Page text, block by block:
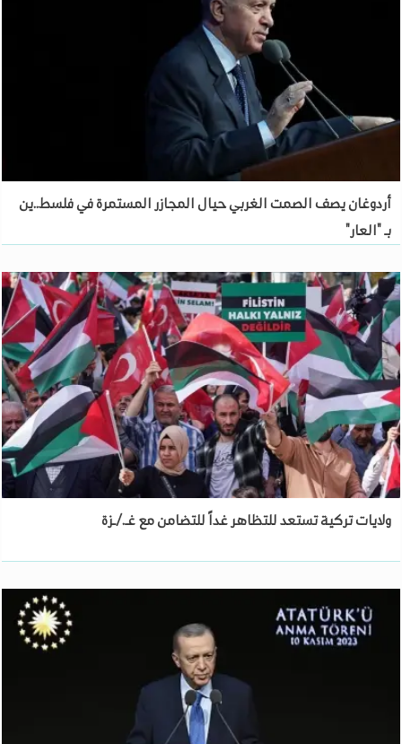
أردوغان يصف الصمت الغربي حيال المجازر المستمرة في فلسط..ين
بـ "العار"
ولايات تركية تستعد للتظاهر غداً للتضامن مع غـ./ـزة